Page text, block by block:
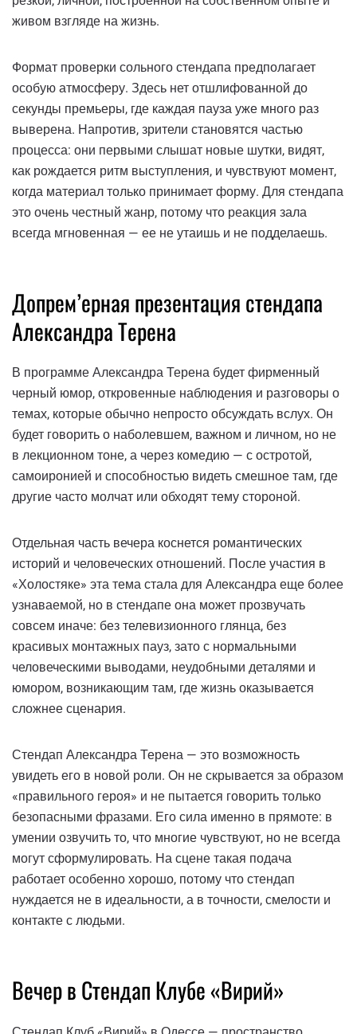
живом взгляде на жизнь.
Формат проверки сольного стендапа предполагает
особую атмосферу. Здесь нет отшлифованной до
секунды премьеры, где каждая пауза уже много раз
выверена. Напротив, зрители становятся частью
процесса: они первыми слышат новые шутки, видят,
как рождается ритм выступления, и чувствуют момент,
когда материал только принимает форму. Для стендапа
это очень честный жанр, потому что реакция зала
всегда мгновенная — ее не утаишь и не подделаешь.
Допрем’ерная презентация стендапа
Александра Терена
В программе Александра Терена будет фирменный
черный юмор, откровенные наблюдения и разговоры о
темах, которые обычно непросто обсуждать вслух. Он
будет говорить о наболевшем, важном и личном, но не
в лекционном тоне, а через комедию — с остротой,
самоиронией и способностью видеть смешное там, где
другие часто молчат или обходят тему стороной.
Отдельная часть вечера коснется романтических
историй и человеческих отношений. После участия в
«Холостяке» эта тема стала для Александра еще более
узнаваемой, но в стендапе она может прозвучать
совсем иначе: без телевизионного глянца, без
красивых монтажных пауз, зато с нормальными
человеческими выводами, неудобными деталями и
юмором, возникающим там, где жизнь оказывается
сложнее сценария.
Стендап Александра Терена — это возможность
увидеть его в новой роли. Он не скрывается за образом
«правильного героя» и не пытается говорить только
безопасными фразами. Его сила именно в прямоте: в
умении озвучить то, что многие чувствуют, но не всегда
могут сформулировать. На сцене такая подача
работает особенно хорошо, потому что стендап
нуждается не в идеальности, а в точности, смелости и
контакте с людьми.
Вечер в Стендап Клубе «Вирий»